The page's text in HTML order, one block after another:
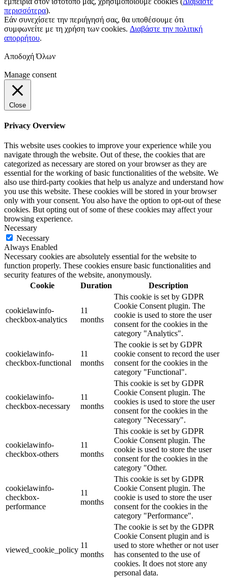
περισσότερα).
Εάν συνεχίσετε την περιήγησή σας, θα υποθέσουμε ότι
συμφωνείτε με τη χρήση των cookies. Διαβάστε την πολιτική
απορρήτου.
Αποδοχή Όλων
Manage consent
Close
Privacy Overview
This website uses cookies to improve your experience while you
navigate through the website. Out of these, the cookies that are
categorized as necessary are stored on your browser as they are
essential for the working of basic functionalities of the website. We
also use third-party cookies that help us analyze and understand how
you use this website. These cookies will be stored in your browser
only with your consent. You also have the option to opt-out of these
cookies. But opting out of some of these cookies may affect your
browsing experience.
Necessary
Necessary
Always Enabled
Necessary cookies are absolutely essential for the website to
function properly. These cookies ensure basic functionalities and
security features of the website, anonymously.
Cookie
Duration Description
cookielawinfo-
checkbox-analytics
11
months
This cookie is set by GDPR
Cookie Consent plugin. The
cookie is used to store the user
consent for the cookies in the
category "Analytics".
cookielawinfo-
checkbox-functional
11
months
The cookie is set by GDPR
cookie consent to record the user
consent for the cookies in the
category "Functional".
cookielawinfo-
checkbox-necessary
11
months
This cookie is set by GDPR
Cookie Consent plugin. The
cookies is used to store the user
consent for the cookies in the
category "Necessary".
cookielawinfo-
checkbox-others
11
months
This cookie is set by GDPR
Cookie Consent plugin. The
cookie is used to store the user
consent for the cookies in the
category "Other.
cookielawinfo-
checkbox-
performance
11
months
This cookie is set by GDPR
Cookie Consent plugin. The
cookie is used to store the user
consent for the cookies in the
category "Performance".
viewed_cookie_policy
11
months
The cookie is set by the GDPR
Cookie Consent plugin and is
used to store whether or not user
has consented to the use of
cookies. It does not store any
personal data.